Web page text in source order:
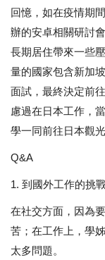
回憶，如在疫情期
辦的安卓相關研討
長期居住帶來一些
量的國家包含新加
面試，最終決定前
慮過在日本工作，
學一同前往日本觀
Q&A
1. 到國外工作的挑
在社交方面，因為
苦；在工作上，學
太多問題。